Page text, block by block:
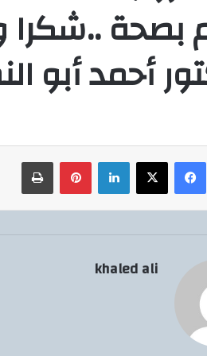
بصحة ..شكرا
أحمد أبو
فيسبوك لينكدإن بينتيريست
khaled ali